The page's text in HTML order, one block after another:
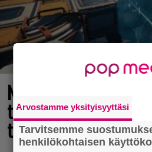
Nyt ilmaiseksi
tämä avaruusseikkailu
talteen!
Arvostamme yksityisyyttäsi
Tarvitsemme
henkilökohtaisen